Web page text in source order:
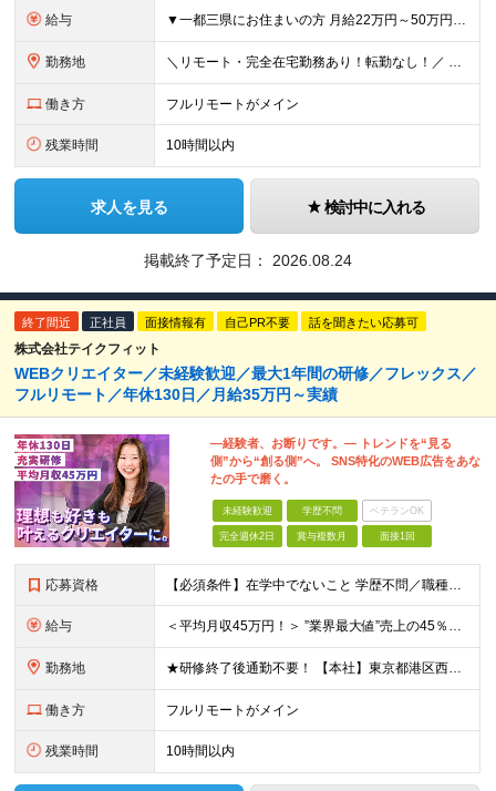
給与 ▼一都三県にお住まいの方 月給22万円～50万円＋インセンティブ＋賞与＋各種手当 ▼上記以外の地域にお住まいの方 月給21万円～50万円＋インセンティブ＋賞与＋各種手当 ※経験・能力を考慮して決定
勤務地 ＼リモート・完全在宅勤務あり！転勤なし！／ 【47都道府県の好きな地域で働けます☆】 ★リモート・フルリモートも選択可能です！ └将来的には「お気に入りのカフェでテレワーク」 「日本全国、旅をしなが
働き方 フルリモートがメイン
残業時間 10時間以内
求人を見る 検討中に入れる
掲載終了予定日： 2026.08.24
終了間近 正社員 面接情報有 自己PR不要 話を聞きたい応募可
株式会社テイクフィット
WEBクリエイター／未経験歓迎／最大1年間の研修／フレックス／
フルリモート／年休130日／月給35万円～実績
―経験者、お断りです。― トレンドを“見る
側”から“創る側”へ。 SNS特化のWEB広告をあな
たの手で磨く。
未経験歓迎 学歴不問 ベテランOK
完全週休2日 賞与複数月 面接1回
応募資格 【必須条件】在学中でないこと 学歴不問／職種未経験／業種未経験／社会人未経験／第二新卒／ブランクOK ◎応募時に特別な経験やスキルは必要ありません。 意欲・人柄重視の採用です！ ＼こんなあなた
給与 ＜平均月収45万円！＞ ”業界最大値”売上の45％以上をそのまま支給。 月給25万円以上＋インセンティブ ※研修後、月給35万円スタートの実績あり！ ◎経験・能力を考慮し決定します。 ◎頑張りに応じ
勤務地 ★研修終了後通勤不要！ 【本社】東京都港区西麻布1-2-14デュオ・スカーラ西麻布タワーウエスト 602号室 【品川支社】東京都品川区西五反田5-23-3BLOCKS目黒不動前3階 【大阪支社】大阪
働き方 フルリモートがメイン
残業時間 10時間以内